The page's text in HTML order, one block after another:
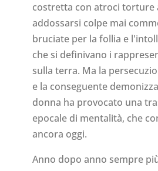
costretta con atroci torture
addossarsi colpe mai
bruciate per la follia e
che si definivano i
sulla terra. Ma la
e la conseguente
donna ha provocato una
epocale di mentalità, che
ancora oggi.
Anno dopo anno sempre